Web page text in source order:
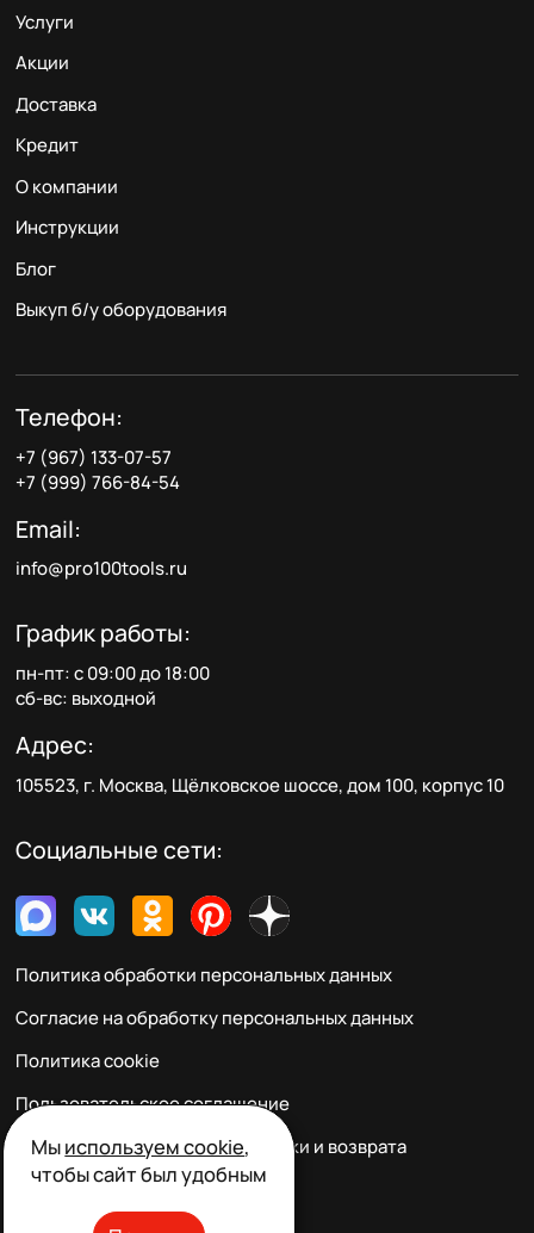
Услуги
Акции
Доставка
Кредит
О компании
Инструкции
Блог
Выкуп б/у оборудования
Телефон:
+7 (967) 133-07-57
+7 (999) 766-84-54
Email:
info@pro100tools.ru
График работы:
пн-пт: с 09:00 до 18:00
сб-вс: выходной
Адрес:
105523, г. Москва, Щёлковское шоссе, дом 100, корпус 10
Социальные сети:
Политика обработки персональных данных
Согласие на обработку персональных данных
Политика cookie
Пользовательское соглашение
Правила заказа, оплаты, доставки и возврата
Реквизиты и контакты
Мыиспользуем cookie,
чтобы сайт был удобным